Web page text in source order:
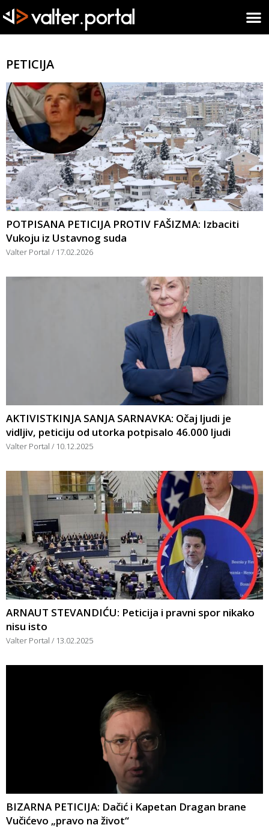
PETICIJA
POTPISANA PETICIJA PROTIV FAŠIZMA: Izbaciti
Vukoju iz Ustavnog suda
Valter Portal 17.02.2026
AKTIVISTKINJA SANJA SARNAVKA: Očaj ljudi je
vidljiv, peticiju od utorka potpisalo 46.000 ljudi
Valter Portal 10.12.2025
ARNAUT STEVANDIĆU: Peticija i pravni spor nikako
nisu isto
Valter Portal 13.02.2025
BIZARNA PETICIJA: Dačić i Kapetan Dragan brane
Vučićevo „pravo na život“